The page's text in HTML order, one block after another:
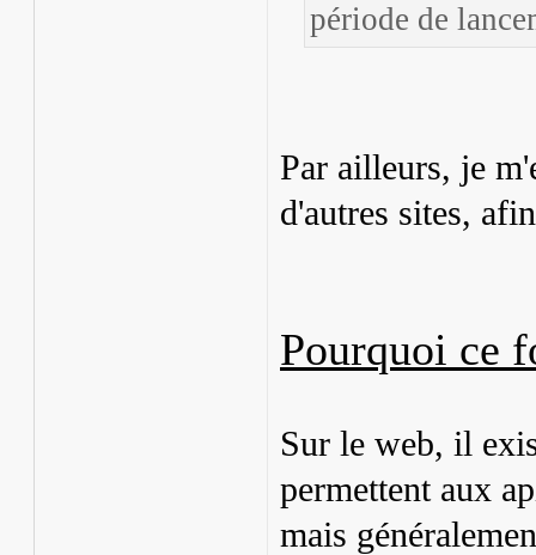
période de
Par ailleurs, je
d'autres sites,
Pourquoi ce
Sur le web, il
permettent aux
mais